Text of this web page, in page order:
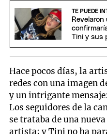
TE PUEDE
Tini y sus
Hace pocos días, la
redes con una imagen
y un intrigante
Los seguidores de la
se trataba de una
artista; y Tini no ha